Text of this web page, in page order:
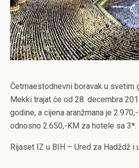
Četrnaestodnevni boravak u svetim
Mekki trajat će od 28. decembra
godine, a cijena aranžmana je
odnosno 2.650,-KM za hotele sa 3*.
Rijaset IZ u BIH – Ured za Hadždž i